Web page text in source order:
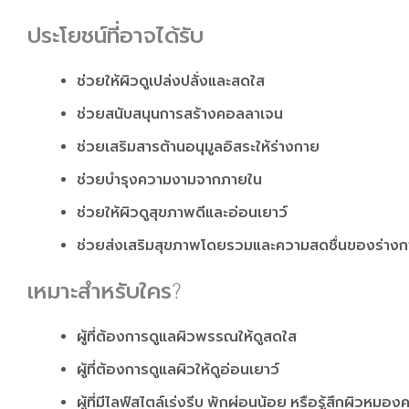
ประโยชน์ที่อาจได้รับ
ช่วยให้ผิวดูเปล่งปลั่งและสดใส
ช่วยสนับสนุนการสร้างคอลลาเจน
ช่วยเสริมสารต้านอนุมูลอิสระให้ร่างกาย
ช่วยบำรุงความงามจากภายใน
ช่วยให้ผิวดูสุขภาพดีและอ่อนเยาว์
ช่วยส่งเสริมสุขภาพโดยรวมและความสดชื่นของร่าง
เหมาะสำหรับใคร?
ผู้ที่ต้องการดูแลผิวพรรณให้ดูสดใส
ผู้ที่ต้องการดูแลผิวให้ดูอ่อนเยาว์
ผู้ที่มีไลฟ์สไตล์เร่งรีบ พักผ่อนน้อย หรือรู้สึกผิวหมอง